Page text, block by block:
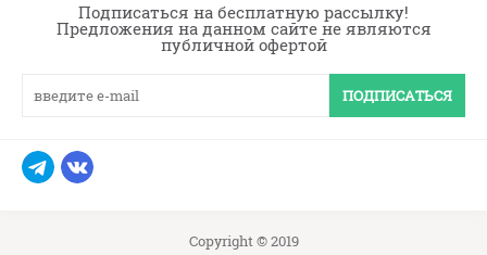
Подписаться на бесплатную рассылку!
Предложения на данном сайте не являются
публичной офертой
ПОДПИСАТЬСЯ
Copyright © 2019